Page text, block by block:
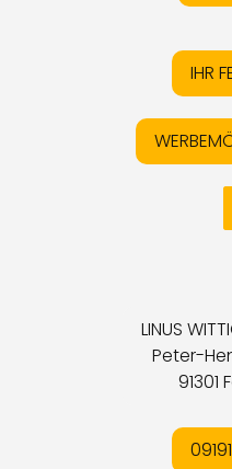
IHR
LINUS
Peter-
91301